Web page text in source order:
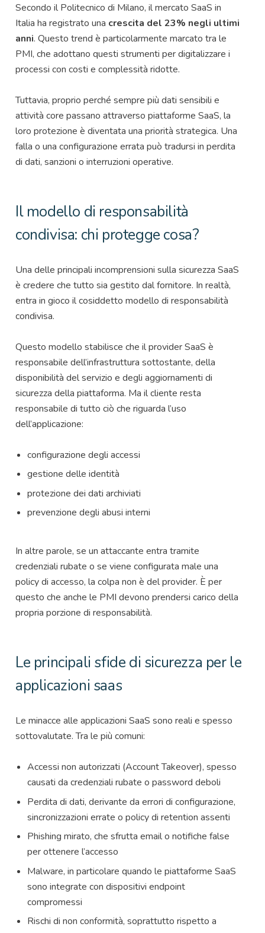
Secondo il Politecnico di Milano, il mercato SaaS in
Italia ha registrato una crescita del 23% negli ultimi
anni. Questo trend è particolarmente marcato tra le
PMI, che adottano questi strumenti per digitalizzare i
processi con costi e complessità ridotte.
Tuttavia, proprio perché sempre più dati sensibili e
attività core passano attraverso piattaforme SaaS, la
loro protezione è diventata una priorità strategica. Una
falla o una configurazione errata può tradursi in perdita
di dati, sanzioni o interruzioni operative.
Il modello di responsabilità
condivisa: chi protegge cosa?
Una delle principali incomprensioni sulla sicurezza SaaS
è credere che tutto sia gestito dal fornitore. In realtà,
entra in gioco il cosiddetto modello di responsabilità
condivisa.
Questo modello stabilisce che il provider SaaS è
responsabile dell’infrastruttura sottostante, della
disponibilità del servizio e degli aggiornamenti di
sicurezza della piattaforma. Ma il cliente resta
responsabile di tutto ciò che riguarda l’uso
dell’applicazione:
configurazione degli accessi
gestione delle identità
protezione dei dati archiviati
prevenzione degli abusi interni
In altre parole, se un attaccante entra tramite
credenziali rubate o se viene configurata male una
policy di accesso, la colpa non è del provider. È per
questo che anche le PMI devono prendersi carico della
propria porzione di responsabilità.
Le principali sfide di sicurezza per le
applicazioni saas
Le minacce alle applicazioni SaaS sono reali e spesso
sottovalutate. Tra le più comuni:
Accessi non autorizzati (Account Takeover), spesso
causati da credenziali rubate o password deboli
Perdita di dati, derivante da errori di configurazione,
sincronizzazioni errate o policy di retention assenti
Phishing mirato, che sfrutta email o notifiche false
per ottenere l’accesso
Malware, in particolare quando le piattaforme SaaS
sono integrate con dispositivi endpoint
compromessi
Rischi di non conformità, soprattutto rispetto a